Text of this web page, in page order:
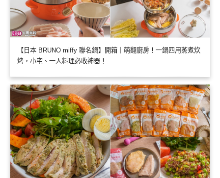
【日本 BRUNO miffy 聯名鍋】開箱｜萌翻廚房！一鍋四用蒸煮炊
烤，小宅、一人料理必收神器！